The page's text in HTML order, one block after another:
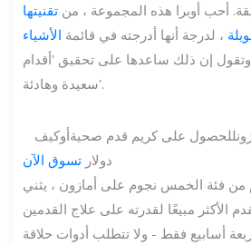
أحب أوبرا هذه المجموعة ، من تقنيتها
، لدرجة أنها أدرجته في قائمة الأشياء
إن ذلك ساعدها على تحقيق 'أقدام
سعيدة وهادئة'.
للحصول على كريم قدم صحيةأوكيف
دولار تسوق الآن
من 6600 تقييم من فئة الخمس نجوم على أمازون ، يثني
الأكثر مبيعًا لقدرته على علاج القدمين
أسابيع فقط - ولا تتطلب أدوات حلاقة